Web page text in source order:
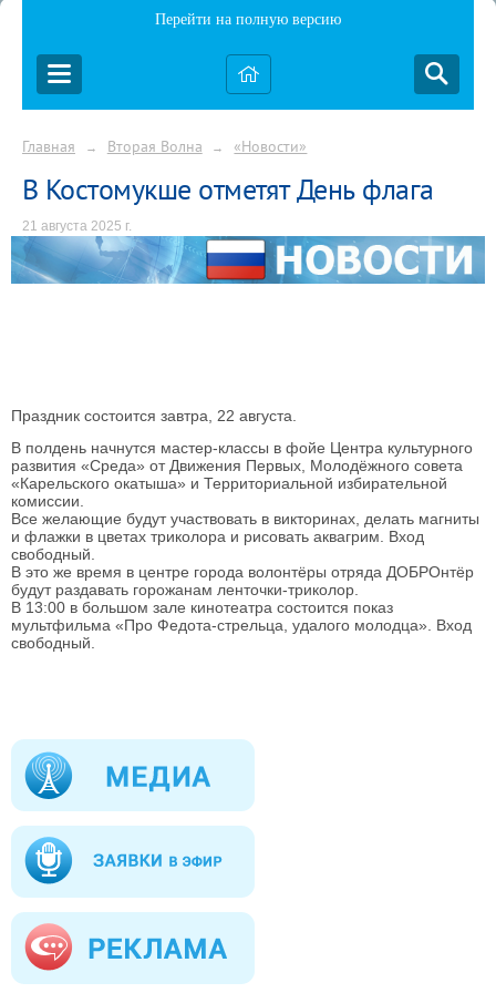
Перейти на полную версию
Главная → Вторая Волна → «Новости»
В Костомукше отметят День флага
21 августа 2025 г.
Праздник состоится завтра, 22 августа.
В полдень начнутся мастер-классы в фойе Центра культурного
развития «Среда» от Движения Первых, Молодёжного совета
«Карельского окатыша» и Территориальной избирательной
комиссии.
Все желающие будут участвовать в викторинах, делать магниты
и флажки в цветах триколора и рисовать аквагрим. Вход
свободный.
В это же время в центре города волонтёры отряда ДОБРОнтёр
будут раздавать горожанам ленточки-триколор.
В 13:00 в большом зале кинотеатра состоится показ
мультфильма «Про Федота-стрельца, удалого молодца». Вход
свободный.